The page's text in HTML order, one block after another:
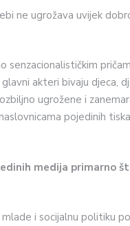
ne ugrožava uvijek
senzacionalističkim
akteri bivaju djeca,
ugrožene i
pojedinih
medija primarno
i socijalnu politiku